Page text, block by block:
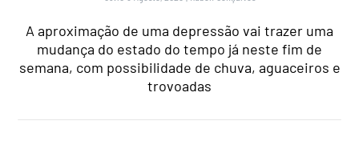
A aproximação de uma depressão vai trazer uma
mudança do estado do tempo já neste fim de
semana, com possibilidade de chuva, aguaceiros e
trovoadas